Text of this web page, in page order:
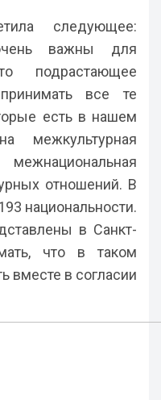
следующее:
важны для
подрастающее
все те
есть в нашем
межкультурная
отношений. В
национальности.
в Санкт-
что в таком
вместе в согласии